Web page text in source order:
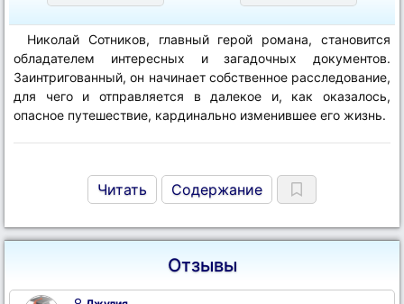
Николай Сотников, главный герой романа, становится
обладателем интересных и загадочных документов.
Заинтригованный, он начинает собственное расследование,
для чего и отправляется в далекое и, как оказалось,
опасное путешествие, кардинально изменившее его жизнь.
Читать Содержание
Отзывы